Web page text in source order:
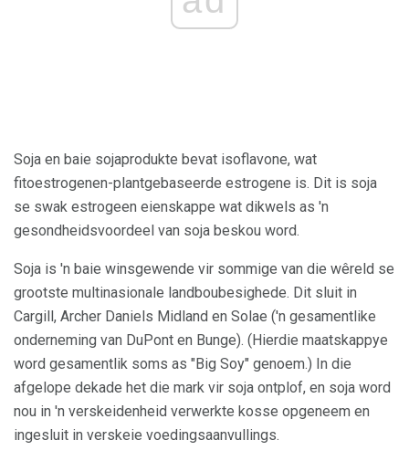
Soja en baie sojaprodukte bevat isoflavone, wat
fitoestrogenen-plantgebaseerde estrogene is. Dit is soja
se swak estrogeen eienskappe wat dikwels as 'n
gesondheidsvoordeel van soja beskou word.
Soja is 'n baie winsgewende vir sommige van die wêreld se
grootste multinasionale landboubesighede. Dit sluit in
Cargill, Archer Daniels Midland en Solae ('n gesamentlike
onderneming van DuPont en Bunge). (Hierdie maatskappye
word gesamentlik soms as "Big Soy" genoem.) In die
afgelope dekade het die mark vir soja ontplof, en soja word
nou in 'n verskeidenheid verwerkte kosse opgeneem en
ingesluit in verskeie voedingsaanvullings.